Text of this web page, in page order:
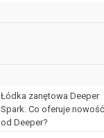
Łódka zanętowa Deeper
Spark. Co oferuje nowość
od Deeper?